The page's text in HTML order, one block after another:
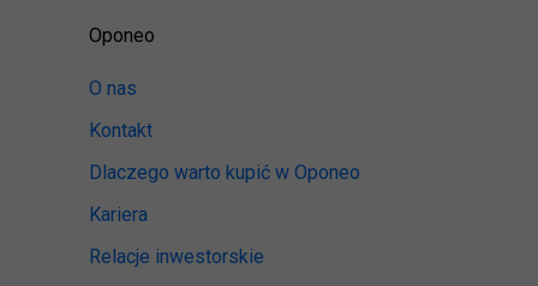
Oponeo
O nas
Kontakt
Dlaczego warto kupić w Oponeo
Kariera
Relacje inwestorskie